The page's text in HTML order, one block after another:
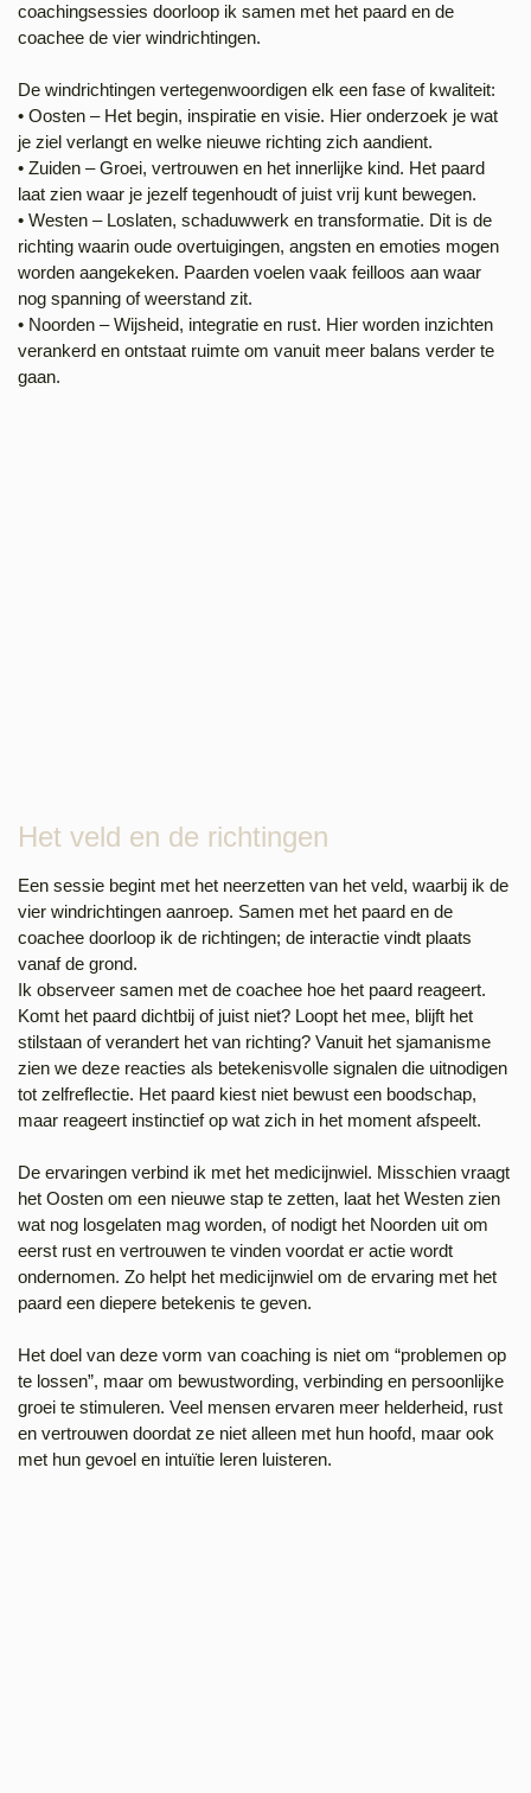
coachingsessies doorloop ik samen met het paard en de
coachee de vier windrichtingen.
De windrichtingen vertegenwoordigen elk een fase of kwaliteit:
• Oosten – Het begin, inspiratie en visie. Hier onderzoek je wat
je ziel verlangt en welke nieuwe richting zich aandient.
• Zuiden – Groei, vertrouwen en het innerlijke kind. Het paard
laat zien waar je jezelf tegenhoudt of juist vrij kunt bewegen.
• Westen – Loslaten, schaduwwerk en transformatie. Dit is de
richting waarin oude overtuigingen, angsten en emoties mogen
worden aangekeken. Paarden voelen vaak feilloos aan waar
nog spanning of weerstand zit.
• Noorden – Wijsheid, integratie en rust. Hier worden inzichten
verankerd en ontstaat ruimte om vanuit meer balans verder te
gaan.
Het veld en de richtingen
Een sessie begint met het neerzetten van het veld, waarbij ik de
vier windrichtingen aanroep. Samen met het paard en de
coachee doorloop ik de richtingen; de interactie vindt plaats
vanaf de grond.
Ik observeer samen met de coachee hoe het paard reageert.
Komt het paard dichtbij of juist niet? Loopt het mee, blijft het
stilstaan of verandert het van richting? Vanuit het sjamanisme
zien we deze reacties als betekenisvolle signalen die uitnodigen
tot zelfreflectie. Het paard kiest niet bewust een boodschap,
maar reageert instinctief op wat zich in het moment afspeelt.
De ervaringen verbind ik met het medicijnwiel. Misschien vraagt
het Oosten om een nieuwe stap te zetten, laat het Westen zien
wat nog losgelaten mag worden, of nodigt het Noorden uit om
eerst rust en vertrouwen te vinden voordat er actie wordt
ondernomen. Zo helpt het medicijnwiel om de ervaring met het
paard een diepere betekenis te geven.
Het doel van deze vorm van coaching is niet om “problemen op
te lossen”, maar om bewustwording, verbinding en persoonlijke
groei te stimuleren. Veel mensen ervaren meer helderheid, rust
en vertrouwen doordat ze niet alleen met hun hoofd, maar ook
met hun gevoel en intuïtie leren luisteren.